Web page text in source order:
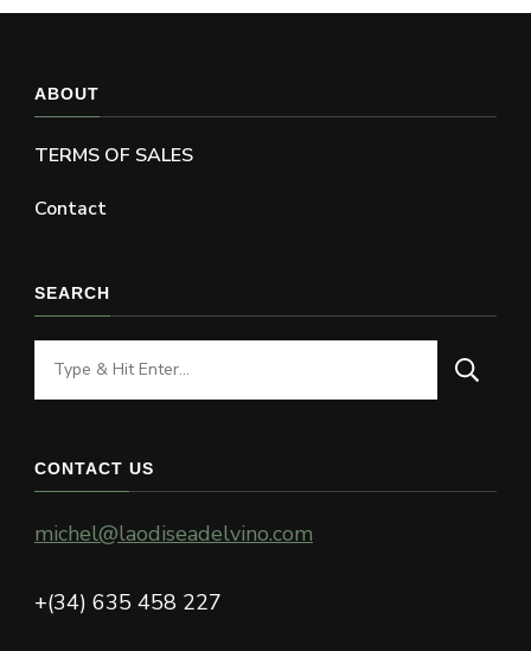
ABOUT
TERMS OF SALES
Contact
SEARCH
Looking
for
CONTACT US
michel@laodiseadelvino.com
+(34) 635 458 227